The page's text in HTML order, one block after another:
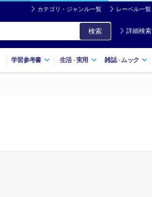
カテゴリ・ジャンル一覧 レーベル一覧
検索 詳細検索
学習参考書 生活・実用 雑誌・ ムック